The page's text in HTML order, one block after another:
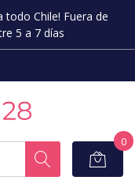
todo Chile! Fuera de
5 a 7 días
0